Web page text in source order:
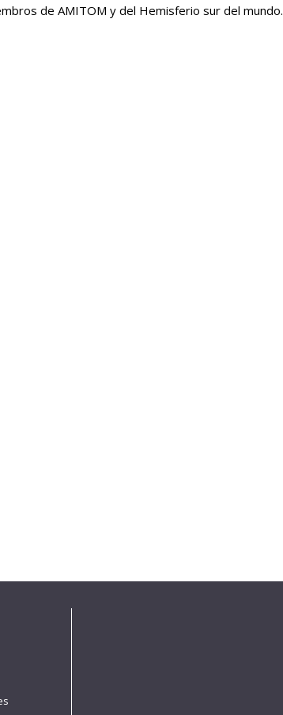
de AMITOM y del Hemisferio sur del mundo.